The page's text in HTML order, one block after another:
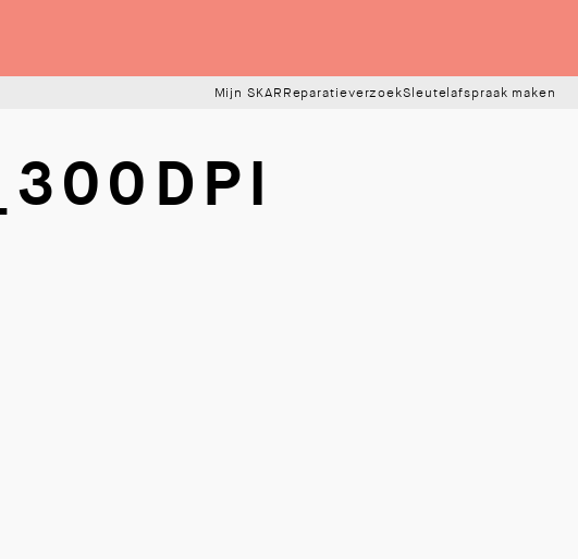
Mijn SKAR ReparatieverzoekSleutelafspraak maken